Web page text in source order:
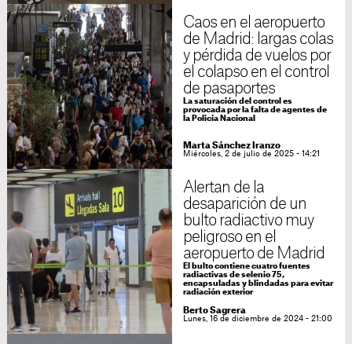
Caos en el aeropuerto
de Madrid: largas colas
y pérdida de vuelos por
el colapso en el control
de pasaportes
La saturación del control es
provocada por la falta de agentes de
la Policía Nacional
Marta Sánchez Iranzo
Miércoles, 2 de julio de 2025 - 14:21
Alertan de la
desaparición de un
bulto radiactivo muy
peligroso en el
aeropuerto de Madrid
El bulto contiene cuatro fuentes
radiactivas de selenio 75,
encapsuladas y blindadas para evitar
radiación exterior
Berto Sagrera
Lunes, 16 de diciembre de 2024 - 21:00